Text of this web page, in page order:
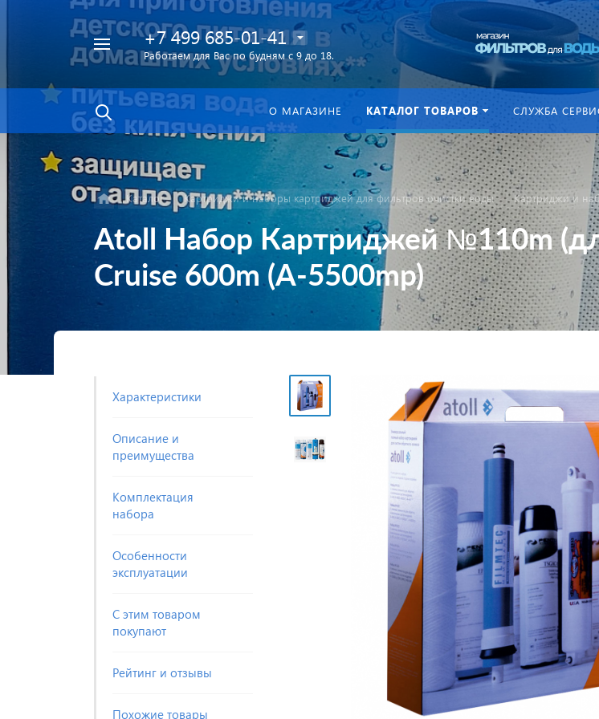
в каталоге
Найти
+7 499 685-01-41
Работаем для Вас по будням с 9 до 18.
О МАГАЗИНЕ КАТАЛОГ ТОВАРОВ СЛУЖБА
Каталог Картриджи и наборы картриджей для фильтров очистки воды Картриджи и
Atoll Набор Картриджей №110m
Cruise 600m (A-5500mp)
Характеристики
Описание и
преимущества
Комплектация
набора
Особенности
эксплуатации
С этим товаром
покупают
Рейтинг и отзывы
Похожие товары